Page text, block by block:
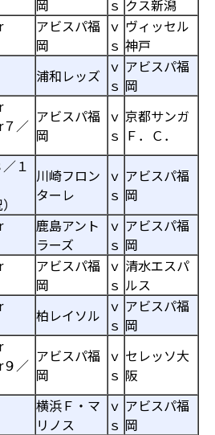
岡
ｓ クス新潟
アビスパ福
岡
ｖ
ｓ
ヴィッセル
神戸
浦和レッズ ｖ
ｓ
アビスパ福
岡
／ アビスパ福
岡
ｖ
ｓ
京都サンガ
Ｆ．Ｃ．
１ 川崎フロン
ターレ
ｖ
ｓ
アビスパ福
岡
鹿島アント
ラーズ
ｖ
ｓ
アビスパ福
岡
アビスパ福
岡
ｖ
ｓ
清水エスパ
ルス
柏レイソル ｖ
ｓ
アビスパ福
岡
／ アビスパ福
岡
ｖ
ｓ
セレッソ大
阪
横浜Ｆ・マ
リノス
ｖ
ｓ
アビスパ福
岡